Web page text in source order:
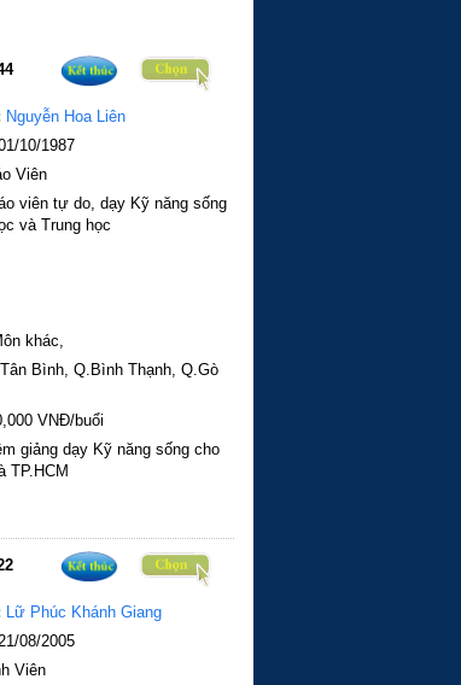
Nguyễn Hoa Liên
10/1987
Viên
viên tự do, dạy Kỹ năng sống
và Trung học
khác,
Bình, Q.Bình Thạnh, Q.Gò
VNĐ/buổi
giảng dạy Kỹ năng sống cho
TP.HCM
Lữ Phúc Khánh Giang
08/2005
Viên